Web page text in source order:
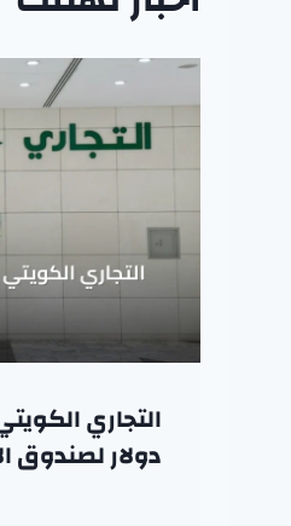
دولار لصندوق